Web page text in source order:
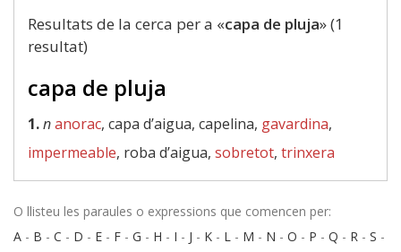
Resultats de la cerca per a «capa de pluja» (1
resultat)
capa de pluja
1.nanorac, capa d’aigua, capelina, gavardina,
impermeable, roba d’aigua, sobretot, trinxera
O llisteu les paraules o expressions que comencen per:
A - B - C - D - E - F - G - H - I - J - K - L - M - N - O - P - Q - R - S -